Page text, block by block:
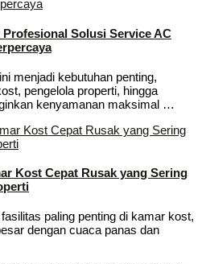
Solusi Service AC
menjadi kebutuhan penting,
pengelola properti, hingga
kenyamanan maksimal …
Kost Cepat Rusak yang Sering
paling penting di kamar kost,
dengan cuaca panas dan